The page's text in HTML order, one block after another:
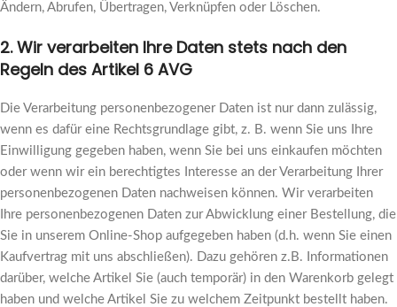
Ändern, Abrufen, Übertragen, Verknüpfen oder Löschen.
2. Wir verarbeiten Ihre Daten stets nach den
Regeln des Artikel 6 AVG
Die Verarbeitung personenbezogener Daten ist nur dann zulässig,
wenn es dafür eine Rechtsgrundlage gibt, z. B. wenn Sie uns Ihre
Einwilligung gegeben haben, wenn Sie bei uns einkaufen möchten
oder wenn wir ein berechtigtes Interesse an der Verarbeitung Ihrer
personenbezogenen Daten nachweisen können. Wir verarbeiten
Ihre personenbezogenen Daten zur Abwicklung einer Bestellung, die
Sie in unserem Online-Shop aufgegeben haben (d.h. wenn Sie einen
Kaufvertrag mit uns abschließen). Dazu gehören z.B. Informationen
darüber, welche Artikel Sie (auch temporär) in den Warenkorb gelegt
haben und welche Artikel Sie zu welchem Zeitpunkt bestellt haben.